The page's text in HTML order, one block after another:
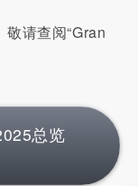
请查阅“Gran
总览